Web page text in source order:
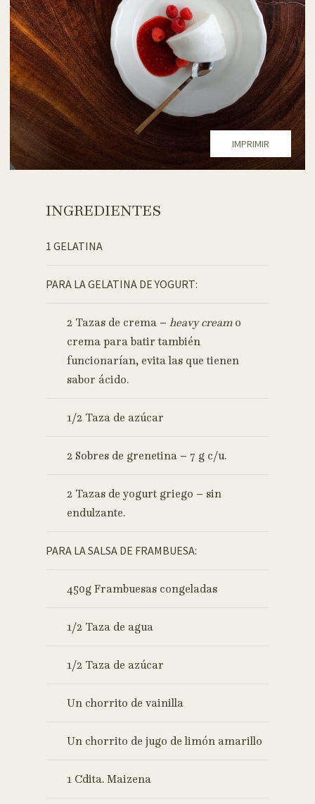
IMPRIMIR
INGREDIENTES
1 GELATINA
PARA LA GELATINA DE YOGURT:
2 Tazas de crema – heavy creamo
crema para batir también
funcionarían, evita las que tienen
sabor ácido.
1/2 Taza de azúcar
2 Sobres de grenetina – 7 g c/u.
2 Tazas de yogurt griego – sin
endulzante.
PARA LA SALSA DE FRAMBUESA:
450g Frambuesas congeladas
1/2 Taza de agua
1/2 Taza de azúcar
Un chorrito de vainilla
Un chorrito de jugo de limón amarillo
1 Cdita. Maizena